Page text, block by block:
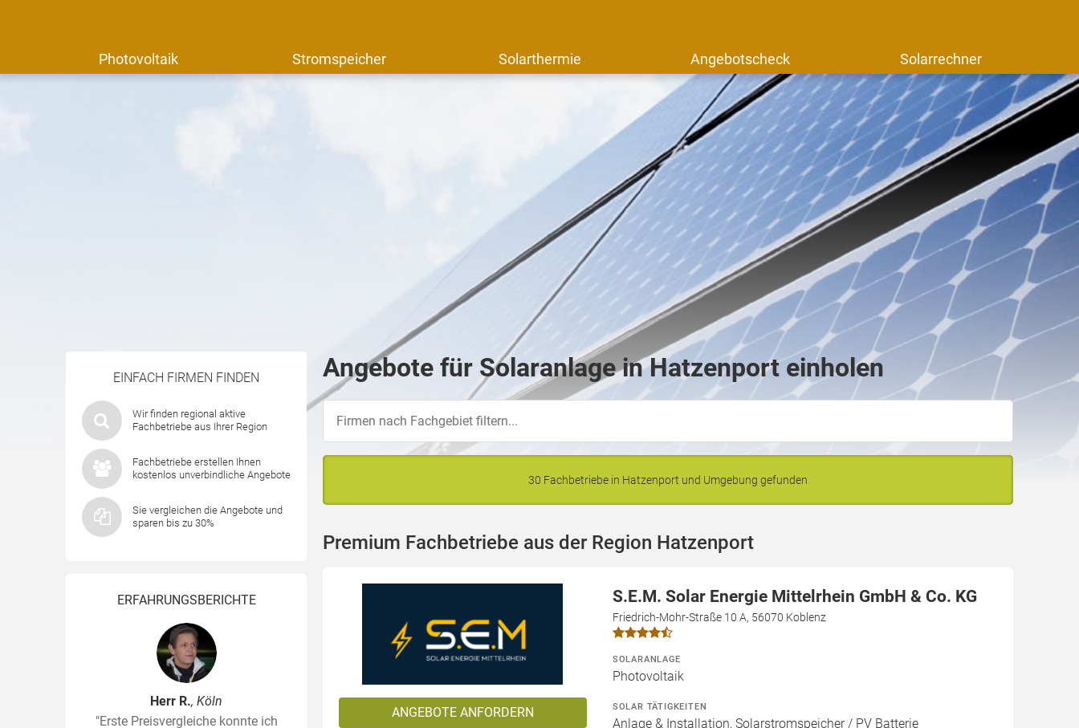
Photovoltaik Stromspeicher Solarthermie Angebotscheck Solarrechner
EINFACH FIRMEN FINDEN
Wir finden regional aktive
Fachbetriebe aus Ihrer Region
Fachbetriebe erstellen Ihnen
kostenlos unverbindliche Angebote
Sie vergleichen die Angebote und
sparen bis zu 30%
ERFAHRUNGSBERICHTE
Herr R., Köln
"Erste Preisvergleiche konnte ich
Angebote für Solaranlage in Hatzenport einholen
30 Fachbetriebe in Hatzenport und Umgebung gefunden
Premium Fachbetriebe aus der Region Hatzenport
ANGEBOTE ANFORDERN
S.E.M. Solar Energie Mittelrhein GmbH & Co. KG
Friedrich-Mohr-Straße 10 A, 56070 Koblenz
SOLARANLAGE
Photovoltaik
SOLAR TÄTIGKEITEN
Anlage & Installation, Solarstromspeicher / PV Batterie